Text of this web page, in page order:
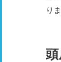
り